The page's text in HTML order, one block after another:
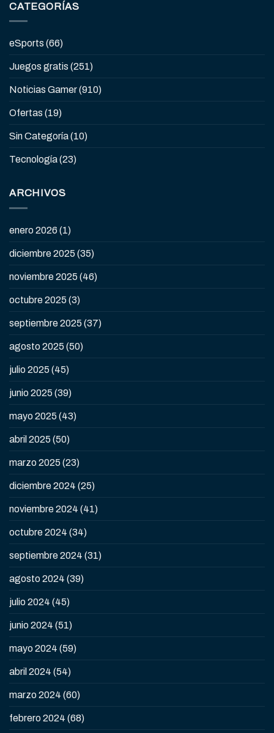
CATEGORÍAS
eSports (66)
Juegos gratis (251)
Noticias Gamer(910)
Ofertas (19)
Sin Categoría(10)
Tecnología(23)
ARCHIVOS
enero 2026 (1)
diciembre 2025 (35)
noviembre 2025 (46)
octubre 2025 (3)
septiembre 2025 (37)
agosto 2025 (50)
julio 2025 (45)
junio 2025 (39)
mayo 2025 (43)
abril 2025 (50)
marzo 2025 (23)
diciembre 2024 (25)
noviembre 2024 (41)
octubre 2024 (34)
septiembre 2024 (31)
agosto 2024 (39)
julio 2024 (45)
junio 2024 (51)
mayo 2024 (59)
abril 2024 (54)
marzo 2024 (60)
febrero 2024 (68)